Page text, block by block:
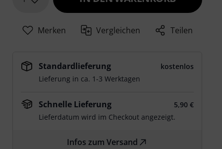
Merken Vergleichen Teilen
Standardlieferung
kostenlos
Lieferung in ca. 1-3 Werktagen
Schnelle Lieferung
5,90 €
Lieferdatum wird im Checkout angezeigt.
Infos zum Versand